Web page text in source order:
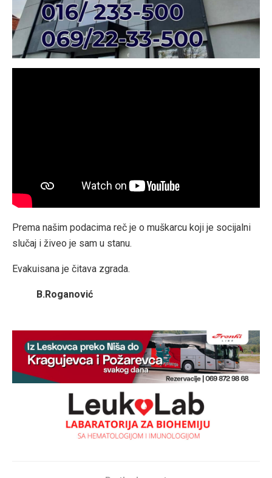
Prema našim podacima reč je o muškarcu koji je socijalni
slučaj i živeo je sam u stanu.
Evakuisana je čitava zgrada.
B.Roganović